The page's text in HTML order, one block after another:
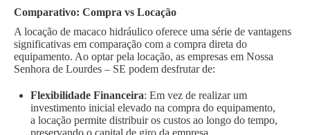
Comparativo: Compra vs Locação
A locação de macaco hidráulico oferece uma série de vantagens
significativas em comparação com a compra direta do
equipamento. Ao optar pela locação, as empresas em Nossa
Senhora de Lourdes – SE podem desfrutar de:
Flexibilidade Financeira: Em vez de realizar um
investimento inicial elevado na compra do equipamento,
a locação permite distribuir os custos ao longo do tempo,